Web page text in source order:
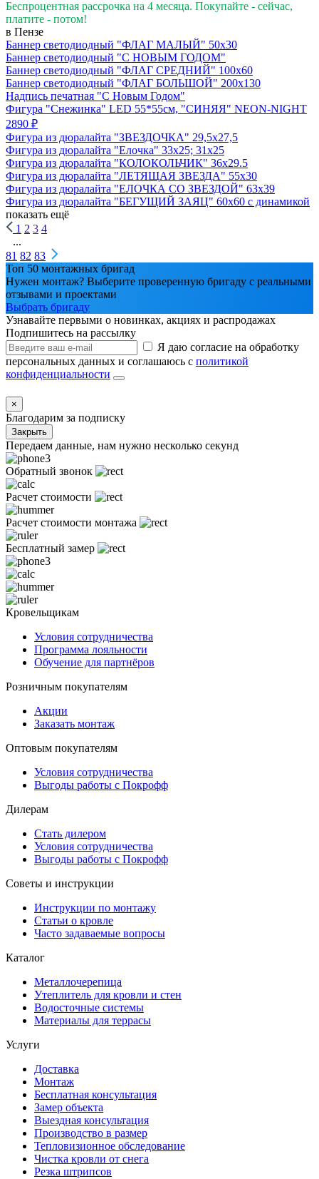
Беспроцентная рассрочка на 4 месяца. Покупайте - сейчас,
платите - потом!
в Пензе
Баннер светодиодный "ФЛАГ МАЛЫЙ" 50х30
Баннер светодиодный "С НОВЫМ ГОДОМ"
Баннер светодиодный "ФЛАГ СРЕДНИЙ" 100х60
Баннер светодиодный "ФЛАГ БОЛЬШОЙ" 200х130
Надпись печатная "С Новым Годом"
Фигура "Снежинка" LED 55*55см, "СИНЯЯ" NEON-NIGHT
2890 ₽
Фигура из дюралайта "ЗВЕЗДОЧКА" 29,5х27,5
Фигура из дюралайта "Елочка" 33х25; 31х25
Фигура из дюралайта "КОЛОКОЛЬЧИК" 36х29.5
Фигура из дюралайта "ЛЕТЯЩАЯ ЗВЕЗДА" 55х30
Фигура из дюралайта "ЕЛОЧКА СО ЗВЕЗДОЙ" 63х39
Фигура из дюралайта "БЕГУЩИЙ ЗАЯЦ" 60х60 с динамикой
показать ещё
1 2 3 4
...
81 82 83
Топ 50 монтажных бригад
Нужен монтаж? Выберите проверенную бригаду с реальными
отзывами и проектами
Выбрать бригаду
Узнавайте первыми о новинках, акциях и распродажах
Подпишитесь на рассылку
Я даю согласие на обработку
персональных данных и соглашаюсь с политикой
конфиденциальности
×
Благодарим за подписку
Закрыть
Передаем данные, нам нужно несколько секунд
Обратный звонок
Расчет стоимости
Расчет стоимости монтажа
Бесплатный замер
Кровельщикам
Условия сотрудничества
Программа лояльности
Обучение для партнёров
Розничным покупателям
Акции
Заказать монтаж
Оптовым покупателям
Условия сотрудничества
Выгоды работы с Покрофф
Дилерам
Стать дилером
Условия сотрудничества
Выгоды работы с Покрофф
Советы и инструкции
Инструкции по монтажу
Статьи о кровле
Часто задаваемые вопросы
Каталог
Металлочерепица
Утеплитель для кровли и стен
Водосточные системы
Материалы для террасы
Услуги
Доставка
Монтаж
Бесплатная консультация
Замер объекта
Выездная консультация
Производство в размер
Тепловизионное обследование
Чистка кровли от снега
Резка штрипсов